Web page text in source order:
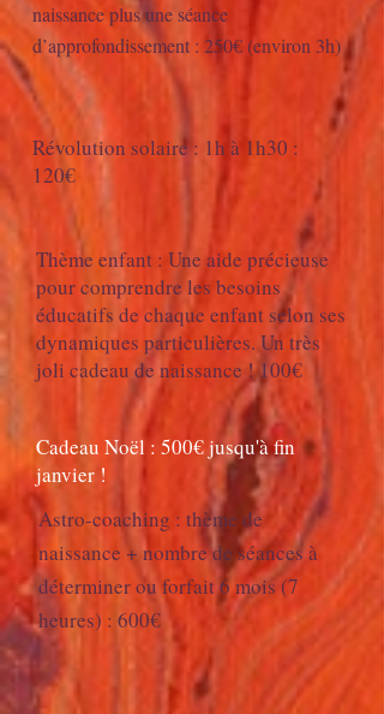
naissance plus une séance
d’approfondissement : 250€ (environ 3h)
Révolution solaire : 1h à 1h30 :
120€
Thème enfant : Une aide précieuse
pour comprendre les besoins
éducatifs de chaque enfant selon ses
dynamiques particulières. Un très
joli cadeau de naissance ! 100€
Cadeau Noël : 500€ jusqu'à fin
janvier !
Astro-coaching : thème de
naissance + nombre de séances à
déterminer ou forfait 6 mois (7
heures) : 600€